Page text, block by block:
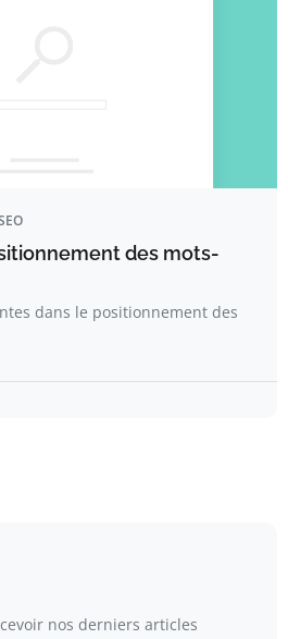
des mots-
dans le positionnement des
nos derniers articles